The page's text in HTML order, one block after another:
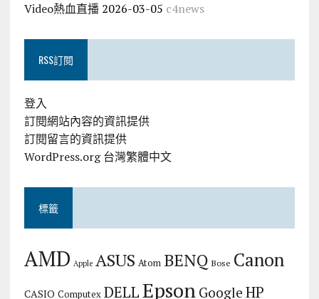
Video熱血直播 2026-03-05 c4news
RSS訂閱
登入
訂閱網站內容的資訊提供
訂閱留言的資訊提供
WordPress.org 台灣繁體中文
標籤
AMD Apple ASUS Atom BENQ Bose Canon
CASIO Computex DELLEpson Google HP